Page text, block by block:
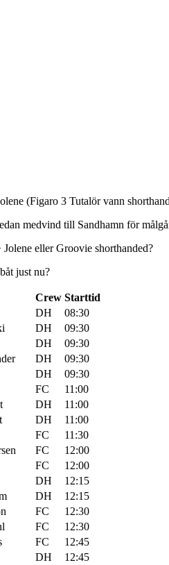
(Figaro 3 Tutalör vann
medvind till Sandhamn för
eller Groovie shorthanded?
just nu?
Crew Starttid
DH
08:30
DH
09:30
DH
09:30
DH
09:30
DH
09:30
FC
11:00
DH
11:00
DH
11:00
FC
11:30
FC
12:00
FC
12:00
DH
12:15
DH
12:15
FC
12:30
FC
12:30
FC
12:45
DH
12:45